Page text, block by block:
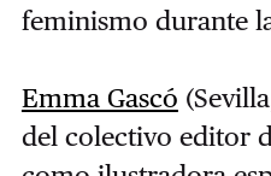
feminismo durante
Emma Gascó
del colectivo editor